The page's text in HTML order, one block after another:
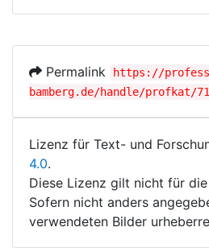
Permalink
https://
bamberg.de/handle/profkat/
Lizenz für Text- und
4.0.
Diese Lizenz gilt nicht für
Sofern nicht anders
verwendeten Bilder